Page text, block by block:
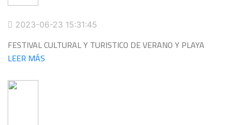
2023-06-23 15:31:45
FESTIVAL CULTURAL Y TURISTICO DE VERANO Y PLAYA
LEER MÁS